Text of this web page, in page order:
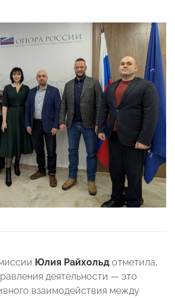
Юлия Райхольд отметила,
деятельности — это
взаимодействия между